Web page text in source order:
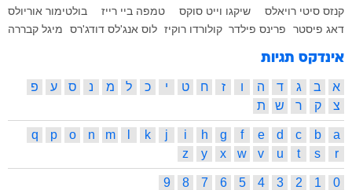
קנזס סיטי רויאלס
שיקגו וייט סוקס טמפה ביי רייז
בולטימור אוריולס
דאג פיסטר
פרינס פילדר קולורדו רוקיז לוס אנג'לס דודג'רס מיגל קבררה
אינדקס תגיות
א ב ג ד ה ו ז ח ט י כ ל מ נ ס ע
פ
צ
ק ר ש ת
a
b
c
d
e
f
g
h
i
j
k
m
n
o
p
q
r
s
t
u
v
w
x
y
z
0
1
2
3
4
5
6
7
8
9